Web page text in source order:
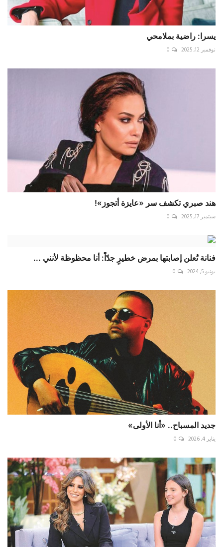
يسرا: راضية بملامحي
نوفمبر 12, 2025 0
هند صبري تكشف سر «عايزة أتجوز»!
سبتمبر 17, 2025 0
فنانة تُعلن إصابتها بمرض خطيرٍ جدّاً: أنا محظوظة لأنني ...
يونيو 5, 2024 0
جديد المسباح.. «أنا الأولى»
يناير 4, 2026 0